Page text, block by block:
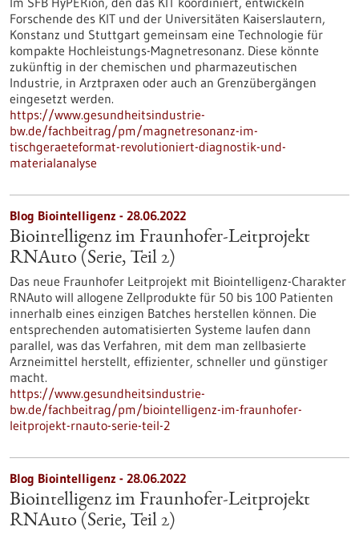
Forschende des KIT und der Universitäten Kaiserslautern,
Konstanz und Stuttgart gemeinsam eine Technologie für
kompakte Hochleistungs-Magnetresonanz. Diese könnte
zukünftig in der chemischen und pharmazeutischen
Industrie, in Arztpraxen oder auch an Grenzübergängen
eingesetzt werden.
https://www.gesundheitsindustrie-
bw.de/fachbeitrag/pm/magnetresonanz-im-
tischgeraeteformat-revolutioniert-diagnostik-und-
materialanalyse
Blog Biointelligenz - 28.06.2022
Biointelligenz im Fraunhofer-Leitprojekt
RNAuto (Serie, Teil 2)
Das neue Fraunhofer Leitprojekt mit Biointelligenz-Charakter
RNAuto will allogene Zellprodukte für 50 bis 100 Patienten
innerhalb eines einzigen Batches herstellen können. Die
entsprechenden automatisierten Systeme laufen dann
parallel, was das Verfahren, mit dem man zellbasierte
Arzneimittel herstellt, effizienter, schneller und günstiger
macht.
https://www.gesundheitsindustrie-
bw.de/fachbeitrag/pm/biointelligenz-im-fraunhofer-
leitprojekt-rnauto-serie-teil-2
Blog Biointelligenz - 28.06.2022
Biointelligenz im Fraunhofer-Leitprojekt
RNAuto (Serie, Teil 2)